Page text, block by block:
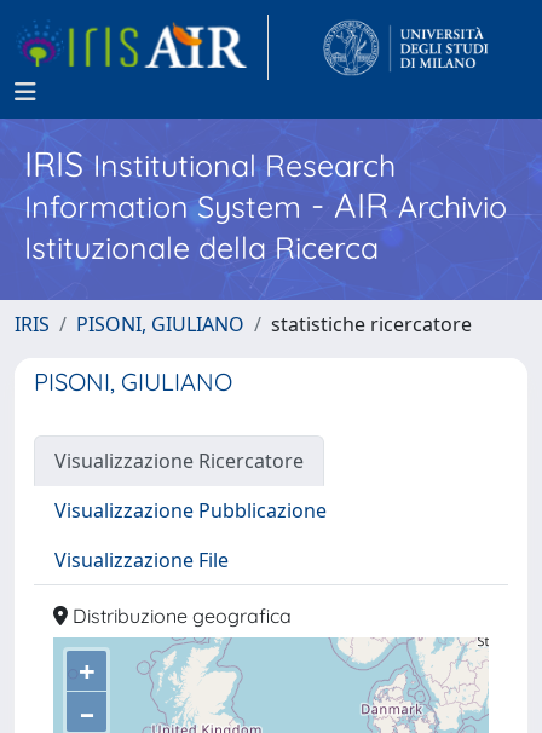
IRISInstitutional Research
Information System - AIR Archivio
Istituzionale della Ricerca
IRIS PISONI, GIULIANO statistiche ricercatore
PISONI, GIULIANO
Visualizzazione Ricercatore
Visualizzazione Pubblicazione
Visualizzazione File
Distribuzione geografica
+
–